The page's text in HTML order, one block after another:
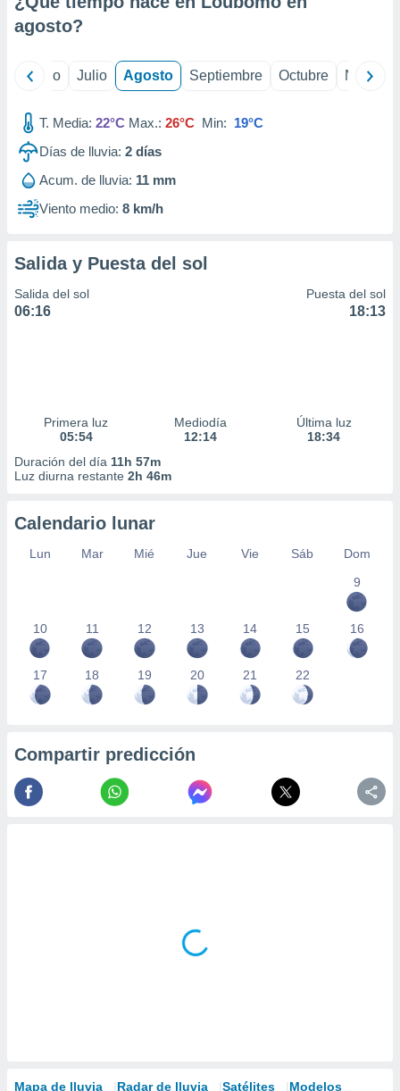
e
publicidad
publicidad
de
agosto?
Junio Julio Agosto Septiembre Octubre
T. Media: 22°C Max.: 26°C Min: 19°C
Días de lluvia: 2 días
Acum. de lluvia: 11 mm
Viento medio: 8 km/h
Salida y Puesta del sol
Salida del sol
06:16
Puesta del sol
18:13
Primera luz
05:54
Mediodía
12:14
Última luz
18:34
Duración del día 11h 57m
Luz diurna restante 2h 46m
Calendario lunar
Lun Mar Mié Jue Vie Sáb
Dom
9
10 11 12 13 14 15 16
17 18 19 20 21 22
Compartir predicción
Mapa de lluvia Radar de lluvia Satélites Modelos